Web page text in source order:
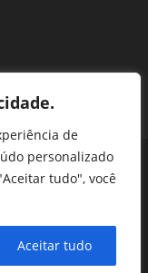
de
personalizado
tudo", você
Aceitar tudo
- Asa Sul, Brasília -
| cfa@cfa.org.br |
| Powered by CFA